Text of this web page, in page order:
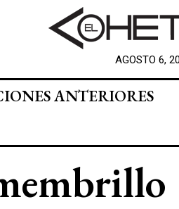
AGOSTO 6,
ANTERIORES